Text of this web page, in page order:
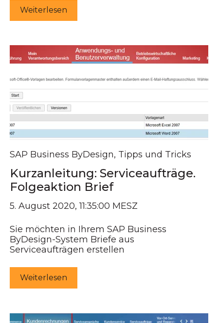
Weiterlesen
SAP Business ByDesign, Tipps und Tricks
Kurzanleitung: Serviceaufträge.
Folgeaktion Brief
5. August 2020, 11:35:00 MESZ
Sie möchten in Ihrem SAP Business
ByDesign-System Briefe aus
Serviceaufträgen erstellen
Weiterlesen